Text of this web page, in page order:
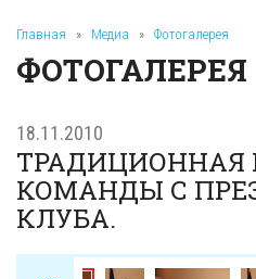
Главная » Медиа » Фотогалерея
ФОТОГАЛЕРЕЯ
18.11.2010
ТРАДИЦИОННАЯ
КОМАНДЫ С
КЛУБА.